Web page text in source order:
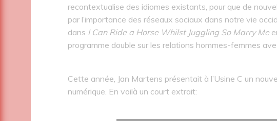
recontextualise des idiomes existants, pour que de
par l’importance des réseaux sociaux dans notre vie
dans I Can Ride a Horse Whilst Juggling So Marry Me
programme double sur les relations hommes-femmes
Cette année, Jan Martens présentait à l’Usine C un
numérique. En voilà un court extrait: